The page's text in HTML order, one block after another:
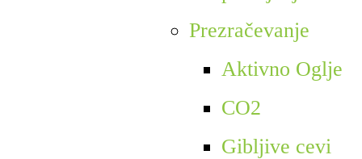
Prezračevanje
Aktivno Oglje
CO2
Gibljive cevi